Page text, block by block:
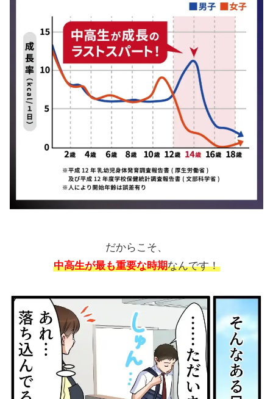
だからこそ、
中高生が最も重要な時期なんです！